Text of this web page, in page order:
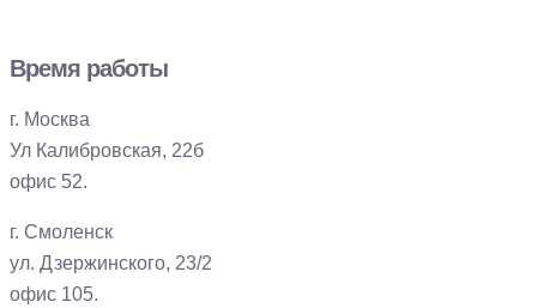
Время работы
г. Москва
Ул Калибровская, 22б
офис 52.
г. Смоленск
ул. Дзержинского, 23/2
офис 105.